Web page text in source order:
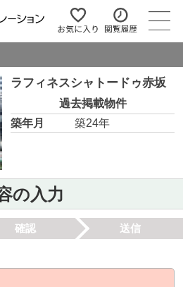
ラフィネスシャトードゥ赤坂
過去掲載物件
築年月
築24年
の入力
確認 送信